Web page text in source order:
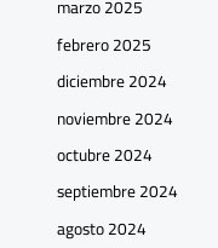
marzo 2025
febrero 2025
diciembre 2024
noviembre 2024
octubre 2024
septiembre 2024
agosto 2024